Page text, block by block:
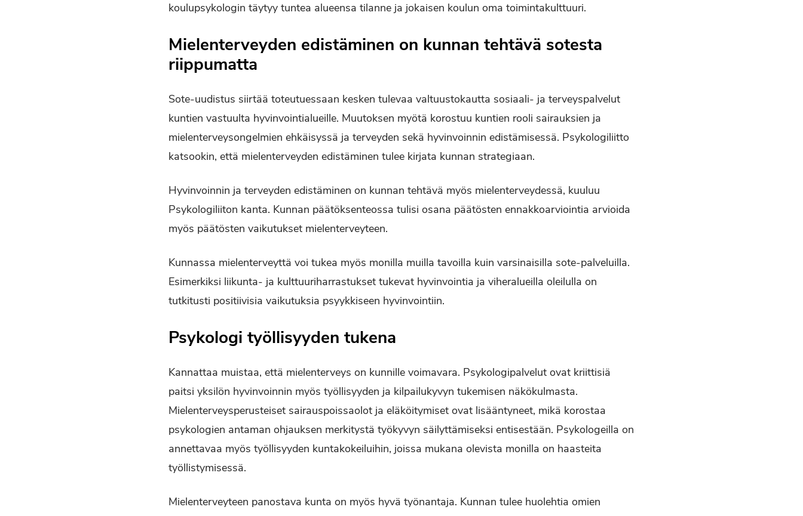
koulupsykologin täytyy tuntea alueensa tilanne ja jokaisen koulun oma toimintakulttuuri.
Mielenterveyden edistäminen on kunnan tehtävä sotesta
riippumatta
Sote-uudistus siirtää toteutuessaan kesken tulevaa valtuustokautta sosiaali- ja terveyspalvelut
kuntien vastuulta hyvinvointialueille. Muutoksen myötä korostuu kuntien rooli sairauksien ja
mielenterveysongelmien ehkäisyssä ja terveyden sekä hyvinvoinnin edistämisessä. Psykologiliitto
katsookin, että mielenterveyden edistäminen tulee kirjata kunnan strategiaan.
Hyvinvoinnin ja terveyden edistäminen on kunnan tehtävä myös mielenterveydessä, kuuluu
Psykologiliiton kanta. Kunnan päätöksenteossa tulisi osana päätösten ennakkoarviointia arvioida
myös päätösten vaikutukset mielenterveyteen.
Kunnassa mielenterveyttä voi tukea myös monilla muilla tavoilla kuin varsinaisilla sote-palveluilla.
Esimerkiksi liikunta- ja kulttuuriharrastukset tukevat hyvinvointia ja viheralueilla oleilulla on
tutkitusti positiivisia vaikutuksia psyykkiseen hyvinvointiin.
Psykologi työllisyyden tukena
Kannattaa muistaa, että mielenterveys on kunnille voimavara. Psykologipalvelut ovat kriittisiä
paitsi yksilön hyvinvoinnin myös työllisyyden ja kilpailukyvyn tukemisen näkökulmasta.
Mielenterveysperusteiset sairauspoissaolot ja eläköitymiset ovat lisääntyneet, mikä korostaa
psykologien antaman ohjauksen merkitystä työkyvyn säilyttämiseksi entisestään. Psykologeilla on
annettavaa myös työllisyyden kuntakokeiluihin, joissa mukana olevista monilla on haasteita
työllistymisessä.
Mielenterveyteen panostava kunta on myös hyvä työnantaja. Kunnan tulee huolehtia omien